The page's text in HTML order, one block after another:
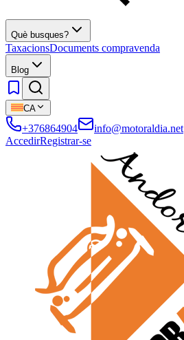
Què busques?
TaxacionsDocuments compravenda
Blog
CA
+376864904
info@motoraldia.net
AccedirRegistrar-se